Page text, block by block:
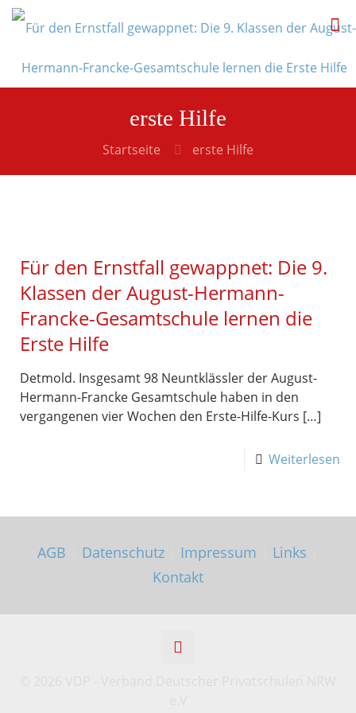
erste Hilfe
Startseite erste Hilfe
Für den Ernstfall gewappnet: Die 9.
Klassen der August-Hermann-
Francke-Gesamtschule lernen die
Erste Hilfe
Detmold. Insgesamt 98 Neuntklässler der August-
Hermann-Francke Gesamtschule haben in den
vergangenen vier Wochen den Erste-Hilfe-Kurs […]
Weiterlesen
AGB Datenschutz Impressum Links
Kontakt